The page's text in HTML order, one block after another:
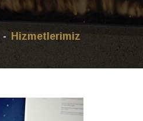
Hizmetlerimiz